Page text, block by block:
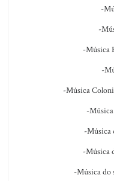
-
-
-Música
-
-Música
-
-Música
-Música
-Música do